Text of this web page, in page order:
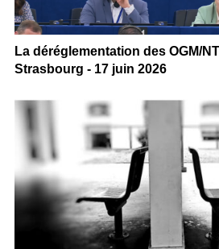
La déréglementation des OGM/
Strasbourg - 17 juin 2026